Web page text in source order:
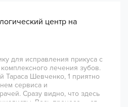
центр на
для исправления прикуса с
лечения зубов.
Тараса Шевченко, 1 приятно
сервиса и
Сразу видно, что здесь
Весь процесс — от